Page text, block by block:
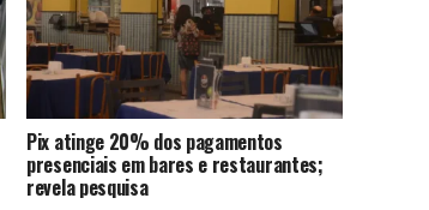
Pix atinge 20% dos pagamentos
presenciais em bares e restaurantes;
revela pesquisa